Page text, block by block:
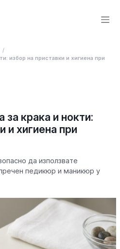
избор на приставки и хигиена при
за крака и нокти:
и хигиена при
да използвате
педикюр и маникюр у